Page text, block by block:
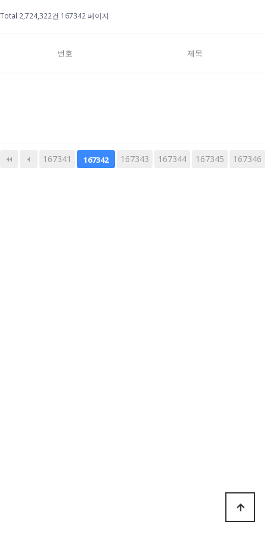
Total 2,724,322건 167342 페이지
번호 제목
167341 167342 167343 167344 167345 167346
다음 맨끝